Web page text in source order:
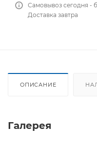
Самовывоз сегодня -
Доставка завтра
ОПИСАНИЕ
Галерея